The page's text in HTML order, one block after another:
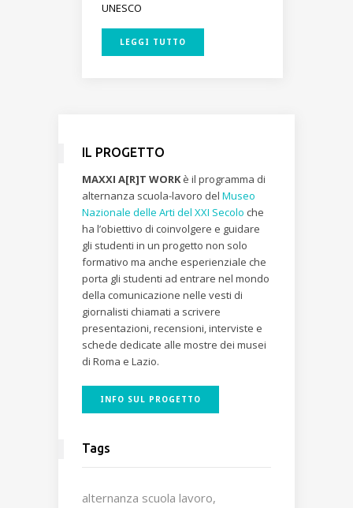
UNESCO
LEGGI TUTTO
IL PROGETTO
MAXXI A[R]T WORKè il programma di
alternanza scuola-lavoro del Museo
Nazionale delle Arti del XXI Secolo che
ha l’obiettivo di coinvolgere e guidare
gli studenti in un progetto non solo
formativo ma anche esperienziale che
porta gli studenti ad entrare nel mondo
della comunicazione nelle vesti di
giornalisti chiamati a scrivere
presentazioni, recensioni, interviste e
schede dedicate alle mostre dei musei
di Roma e Lazio.
INFO SUL PROGETTO
Tags
alternanza scuola lavoro